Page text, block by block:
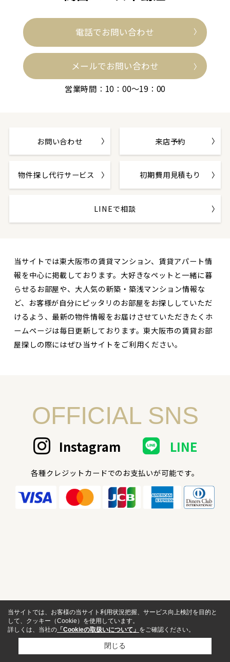
電話でお問い合わせ
メールでお問い合わせ
営業時間：10：00～19：00
お問い合わせ 来店予約
物件探し代行サービス 初期費用見積もり
LINEで相談
当サイトでは東大阪市の賃貸マンション、賃貸アパート情
報を中心に掲載しております。大好きなペットと一緒に暮
らせるお部屋や、大人気の新築・築浅マンション情報な
ど、お客様が自分にピッタリのお部屋をお探ししていただ
けるよう、最新の物件情報をお届けさせていただきたくホ
ームページは毎日更新しております。東大阪市の賃貸お部
屋探しの際にはぜひ当サイトをご利用ください。
OFFICIAL SNS
Instagram LINE
各種クレジットカードでのお支払いが可能です。
当サイトでは、お客様の当サイト利用状況把握、サービス向上検討を目的と
して、クッキー（Cookie）を使用しています。
詳しくは、当社の 「Cookieの取扱いについて」 をご確認ください。
閉じる